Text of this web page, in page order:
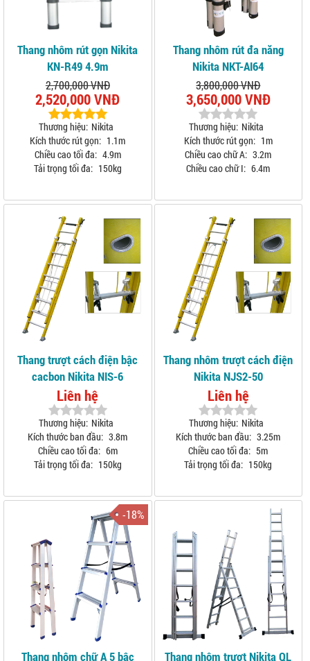
Thang nhôm rút gọn Nikita
KN-R49 4.9m
2,700,000 VNĐ
2,520,000 VNĐ
Thương hiệu: Nikita
Kích thước rút gọn: 1.1m
Chiều cao tối đa: 4.9m
Tải trọng tối đa: 150kg
Thang nhôm rút đa năng
Nikita NKT-AI64
3,800,000 VNĐ
3,650,000 VNĐ
Thương hiệu: Nikita
Kích thước rút gọn: 1m
Chiều cao chữ A: 3.2m
Chiều cao chữ I: 6.4m
Thang trượt cách điện bậc
cacbon Nikita NIS-6
Liên hệ
Thương hiệu: Nikita
Kích thước ban đầu: 3.8m
Chiều cao tối đa: 6m
Tải trọng tối đa: 150kg
Thang nhôm trượt cách điện
Nikita NJS2-50
Liên hệ
Thương hiệu: Nikita
Kích thước ban đầu: 3.25m
Chiều cao tối đa: 5m
Tải trọng tối đa: 150kg
-18%
Thang nhôm chữ A 5 bậc Thang nhôm trượt Nikita QL